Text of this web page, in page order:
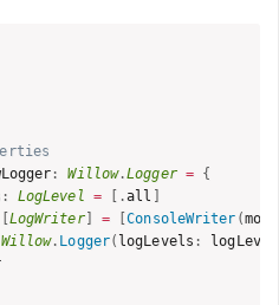
: Willow.Logger = {
: LogLevel = .all
LogWriter] = [ConsoleWriter (
Willow. Logger( logLevels :